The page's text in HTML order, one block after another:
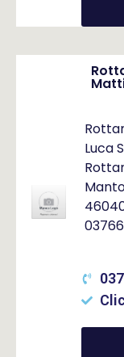
Luca